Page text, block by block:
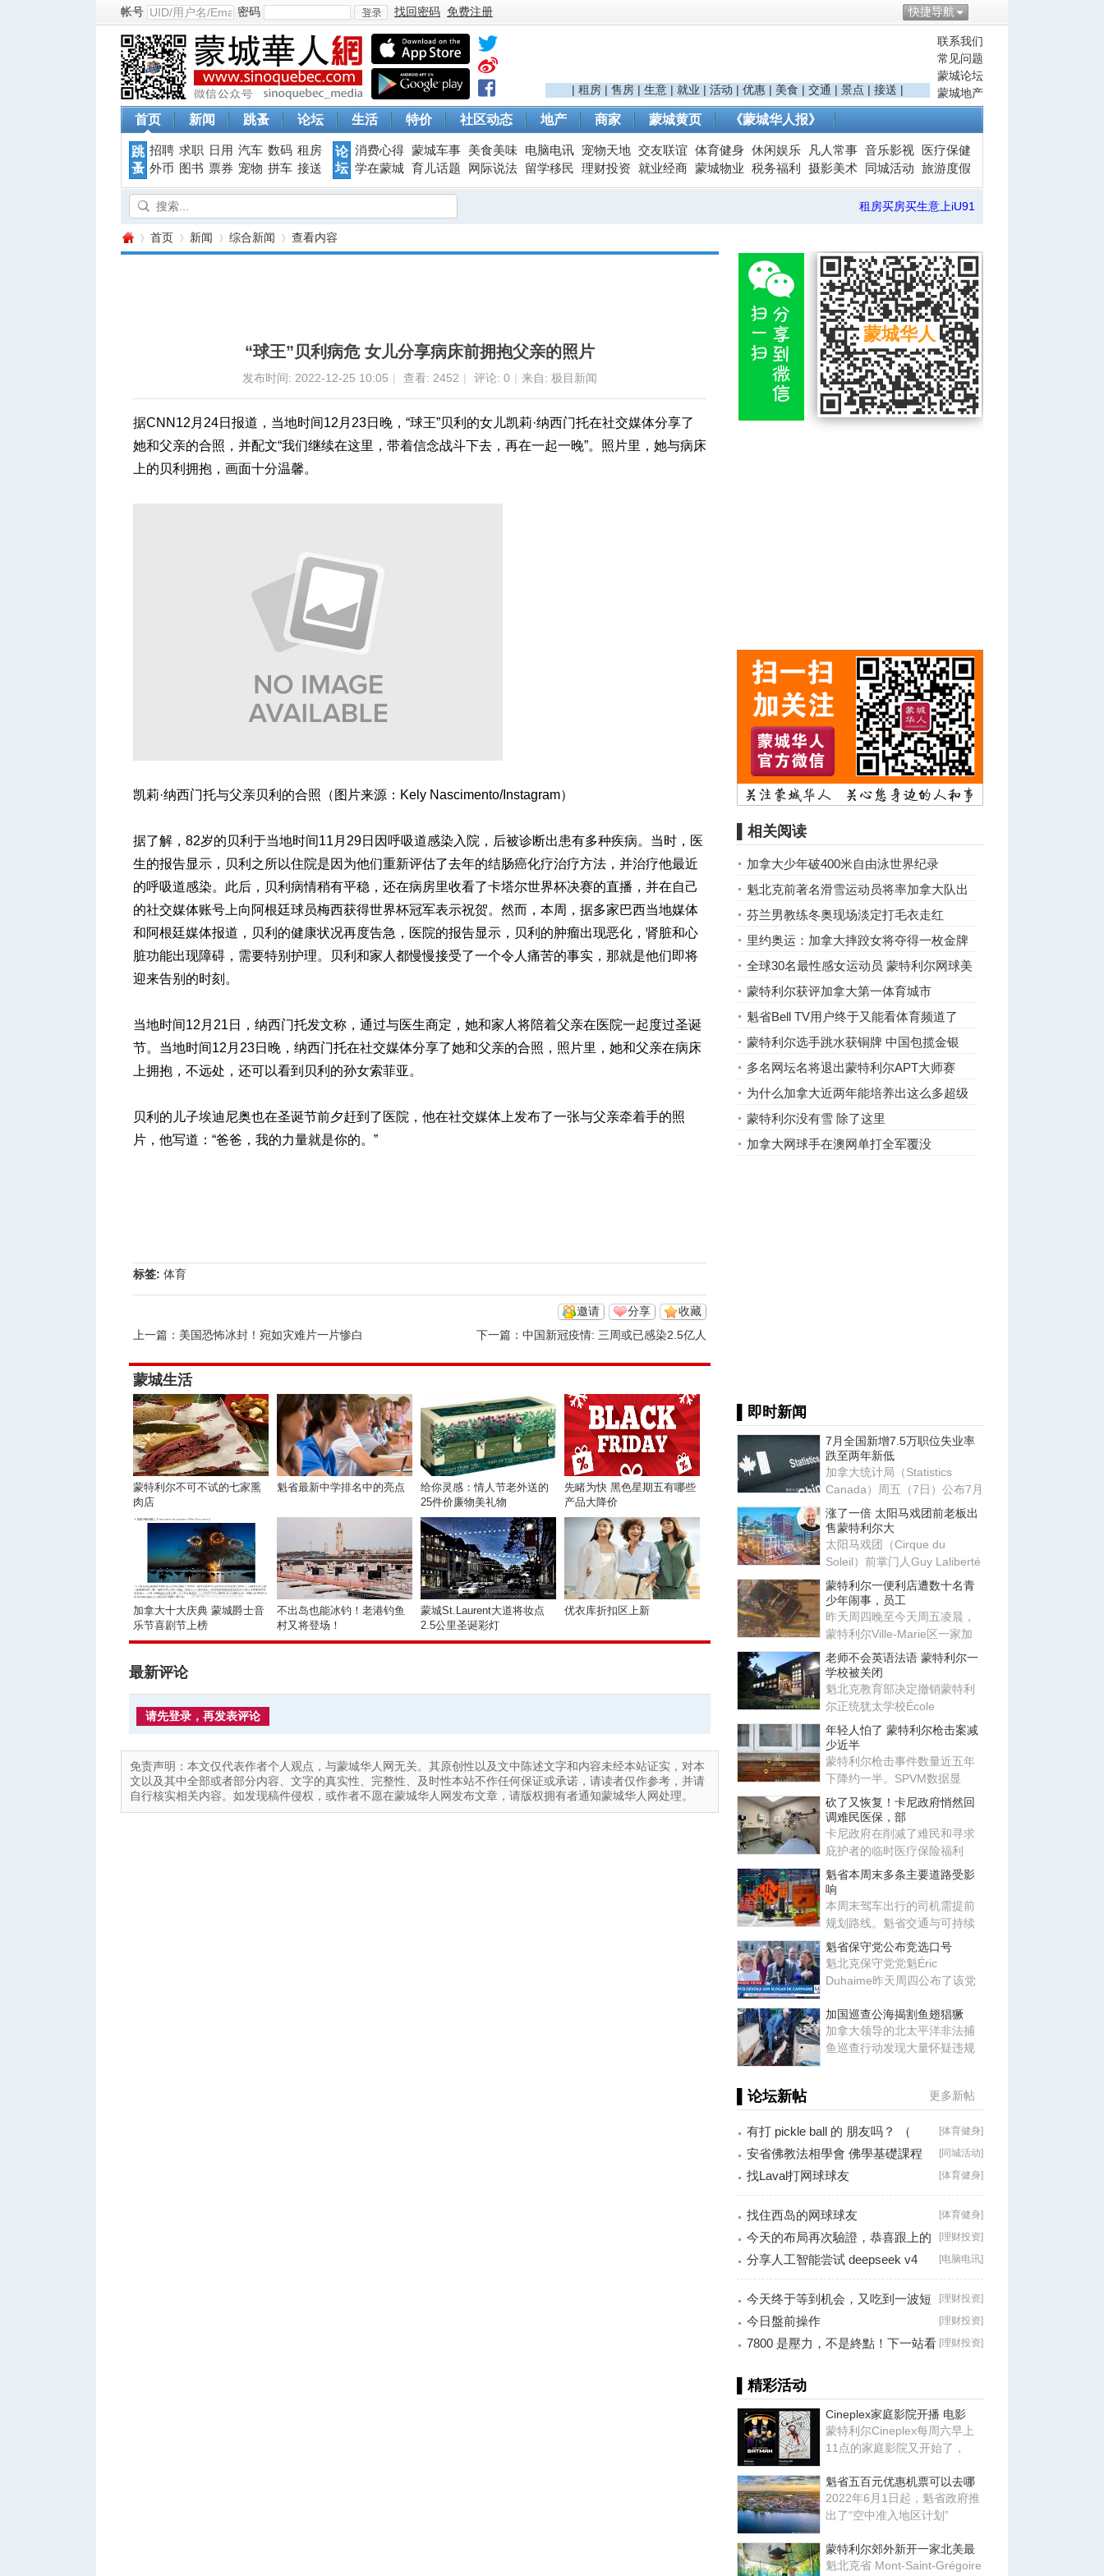
快捷导航
帐号 密码
登
录
找回密码 免费注册
联系我们
常见问题
蒙城论坛
蒙城地产
| 租房 | 售房 | 生意 | 就业 | 活动 | 优惠 | 美食 | 交通 | 景点 | 接送 |
首页 新闻 跳蚤 论坛 生活 特价 社区动态 地产 商家 蒙城黄页 《蒙城华人报》
跳
蚤
招聘 求职 日用 汽车 数码 租房
外币
图书 票券 宠物 拼车 接送
论
坛
消费心得 蒙城车事 美食美味 电脑电讯 宠物天地 交友联谊 体育健身 休闲娱乐 凡人常事 音乐影视
医疗保健
学在蒙城 育儿话题 网际说法 留学移民 理财投资 就业经商 蒙城物业 税务福利 摄影美术 同城活动 旅游度假
租房买房买生意上iU91
首页 新闻 综合新闻 查看内容
“球王”贝利病危 女儿分享病床前拥抱父亲的照片
发布时间: 2022-12-25 10:05 | 查看: 2452 | 评论: 0 | 来自: 极目新闻
据CNN12月24日报道，当地时间12月23日晚，“球王”贝利的女儿凯莉·纳西门托在社交媒体分享了
她和父亲的合照，并配文“我们继续在这里，带着信念战斗下去，再在一起一晚”。照片里，她与病床
上的贝利拥抱，画面十分温馨。
凯莉·纳西门托与父亲贝利的合照（图片来源：Kely Nascimento/Instagram）
据了解，82岁的贝利于当地时间11月29日因呼吸道感染入院，后被诊断出患有多种疾病。当时，医
生的报告显示，贝利之所以住院是因为他们重新评估了去年的结肠癌化疗治疗方法，并治疗他最近
的呼吸道感染。此后，贝利病情稍有平稳，还在病房里收看了卡塔尔世界杯决赛的直播，并在自己
的社交媒体账号上向阿根廷球员梅西获得世界杯冠军表示祝贺。然而，本周，据多家巴西当地媒体
和阿根廷媒体报道，贝利的健康状况再度告急，医院的报告显示，贝利的肿瘤出现恶化，肾脏和心
脏功能出现障碍，需要特别护理。贝利和家人都慢慢接受了一个令人痛苦的事实，那就是他们即将
迎来告别的时刻。
当地时间12月21日，纳西门托发文称，通过与医生商定，她和家人将陪着父亲在医院一起度过圣诞
节。当地时间12月23日晚，纳西门托在社交媒体分享了她和父亲的合照，照片里，她和父亲在病床
上拥抱，不远处，还可以看到贝利的孙女索菲亚。
贝利的儿子埃迪尼奥也在圣诞节前夕赶到了医院，他在社交媒体上发布了一张与父亲牵着手的照
片，他写道：“爸爸，我的力量就是你的。”
标签: 体育
收藏
分享
邀请
上一篇： 美国恐怖冰封！宛如灾难片一片惨白 下一篇： 中国新冠疫情: 三周或已感染2.5亿人
蒙城生活
蒙特利尔不可不试的七家熏
肉店
魁省最新中学排名中的亮点
给你灵感：情人节老外送的
25件价廉物美礼物
先睹为快 黑色星期五有哪些
产品大降价
加拿大十大庆典 蒙城爵士音
乐节喜剧节上榜
不出岛也能冰钓！老港钓鱼
村又将登场！
蒙城St.Laurent大道将妆点
2.5公里圣诞彩灯
优衣库折扣区上新
最新评论
请先登录，再发表评论
免责声明：本文仅代表作者个人观点，与蒙城华人网无关。其原创性以及文中陈述文字和内容未经本站证实，对本
文以及其中全部或者部分内容、文字的真实性、完整性、及时性本站不作任何保证或承诺，请读者仅作参考，并请
自行核实相关内容。如发现稿件侵权，或作者不愿在蒙城华人网发布文章，请版权拥有者通知蒙城华人网处理。
▌相关阅读
加拿大少年破400米自由泳世界纪录
魁北克前著名滑雪运动员将率加拿大队出
征2016巴西夏季奥运
芬兰男教练冬奥现场淡定打毛衣走红
里约奥运：加拿大摔跤女将夺得一枚金牌
全球30名最性感女运动员 蒙特利尔网球美
女上榜
蒙特利尔获评加拿大第一体育城市
魁省Bell TV用户终于又能看体育频道了
蒙特利尔选手跳水获铜牌 中国包揽金银
多名网坛名将退出蒙特利尔APT大师赛
为什么加拿大近两年能培养出这么多超级
运动员
蒙特利尔没有雪 除了这里
加拿大网球手在澳网单打全军覆没
▌即时新闻
7月全国新增7.5万职位失业率
跌至两年新低
加拿大统计局（Statistics
Canada）周五（7日）公布7月
劳动力调查结果，新增就业职
位
涨了一倍 太阳马戏团前老板出
售蒙特利尔大
太阳马戏团（Cirque du
Soleil）前掌门人Guy Laliberté
近日将位于蒙特利尔市中心的
Ma
蒙特利尔一便利店遭数十名青
少年闹事，员工
昨天周四晚至今天周五凌晨，
蒙特利尔Ville-Marie区一家加
油站发生骚乱，数十名青少年
老师不会英语法语 蒙特利尔一
学校被关闭
魁北克教育部决定撤销蒙特利
尔正统犹太学校École
communautaire Belz三个校区
的办学
年轻人怕了 蒙特利尔枪击案减
少近半
蒙特利尔枪击事件数量近五年
下降约一半。SPVM数据显
示，2025年全市发生76起枪击
事件，
砍了又恢复！卡尼政府悄然回
调难民医保，部
卡尼政府在削减了难民和寻求
庇护者的临时医疗保险福利
后，近期又悄然恢复了部分福
利项
魁省本周末多条主要道路受影
响
本周末驾车出行的司机需提前
规划路线。魁省交通与可持续
交通部提醒，多处主要道路将
出
魁省保守党公布竞选口号
魁北克保守党党魁Éric
Duhaime昨天周四公布了该党
pour
加国巡查公海揭割鱼翅猖獗
加拿大领导的北太平洋非法捕
鱼巡查行动发现大量怀疑违规
▌论坛新帖 更多新帖
[体育健身]
有打 pickle ball 的 朋友吗？ （
Brossard
[同城活动]
安省佛教法相學會 佛學基礎課程
（第二十八
[体育健身]
找Laval打网球球友
[体育健身]
找住西岛的网球球友
[理财投资]
今天的布局再次驗證，恭喜跟上的
朋友！
[电脑电讯]
分享人工智能尝试 deepseek v4
falsh, 据说
[理财投资]
今天终于等到机会，又吃到一波短
线利润！
[理财投资]
今日盤前操作
[理财投资]
7800 是壓力，不是終點！下一站看
▌精彩活动
Cineplex家庭影院开播 电影
蒙特利尔Cineplex每周六早上
11点的家庭影院又开始了，
魁省五百元优惠机票可以去哪
2022年6月1日起，魁省政府推
出了“空中准入地区计划”
蒙特利尔郊外新开一家北美最
魁北克省 Mont-Saint-Grégoire